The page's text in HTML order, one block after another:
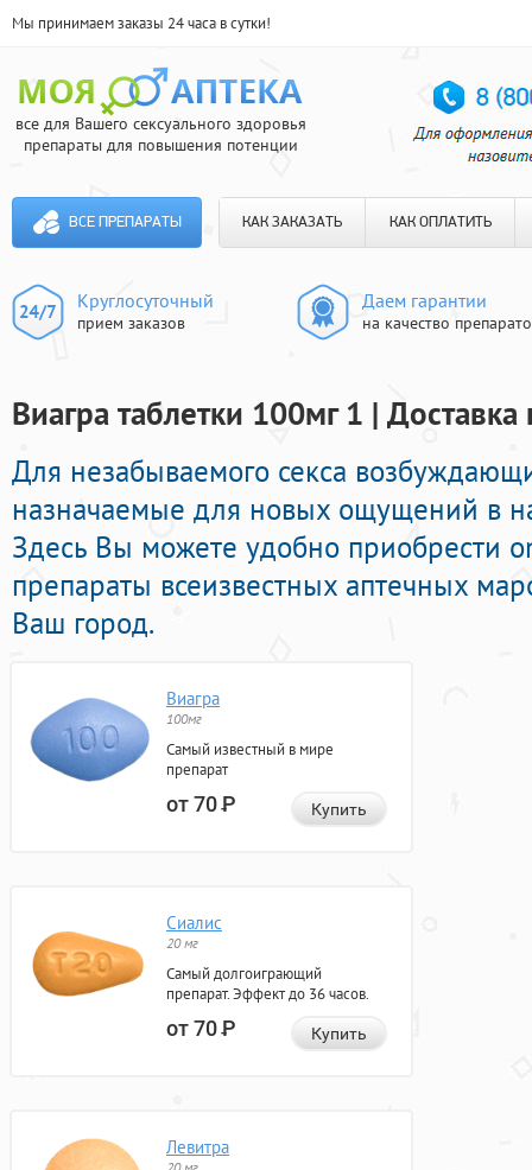
Мы принимаем заказы 24 часа в сутки!
все для Вашего сексуального здоровья
препараты для повышения потенции
ВСЕ ПРЕПАРАТЫ КАК ЗАКАЗАТЬ КАК ОПЛАТИТЬ
Круглосуточный
прием заказов
Даем гарантии
на качество
Виагра таблетки 100мг 1 | Доставка
Для незабываемого секса
назначаемые для новых ощущений в
Здесь Вы можете удобно приобрести
препараты всеизвестных аптечных
Ваш город.
Виагра
100мг
Самый известный в мире
препарат
от 70Р Купить
Сиалис
20 мг
Самый долгоиграющий
препарат. Эффект до 36 часов.
от 70Р Купить
Левитра